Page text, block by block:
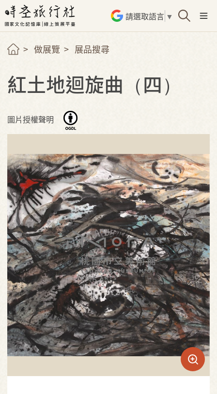
請選取語言 ▼
做展覽 展品搜尋
紅土地迴旋曲（四）
圖片授權聲明